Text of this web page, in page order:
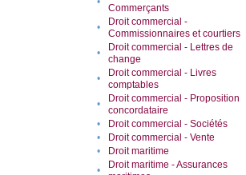
Commerçants
•
Droit commercial -
Commissionnaires et courtiers
•
Droit commercial - Lettres de
change
•
Droit commercial - Livres
comptables
•
Droit commercial - Proposition
concordataire
• Droit commercial - Sociétés
•
Droit commercial - Vente
•
Droit maritime
•
Droit maritime - Assurances